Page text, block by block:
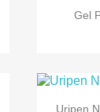

Gel

Uripen